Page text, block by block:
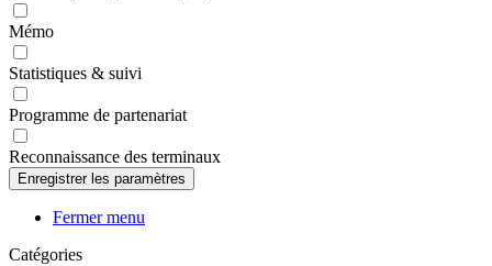
Mémo
Statistiques & suivi
Programme de partenariat
Reconnaissance des terminaux
Fermer menu
Catégories